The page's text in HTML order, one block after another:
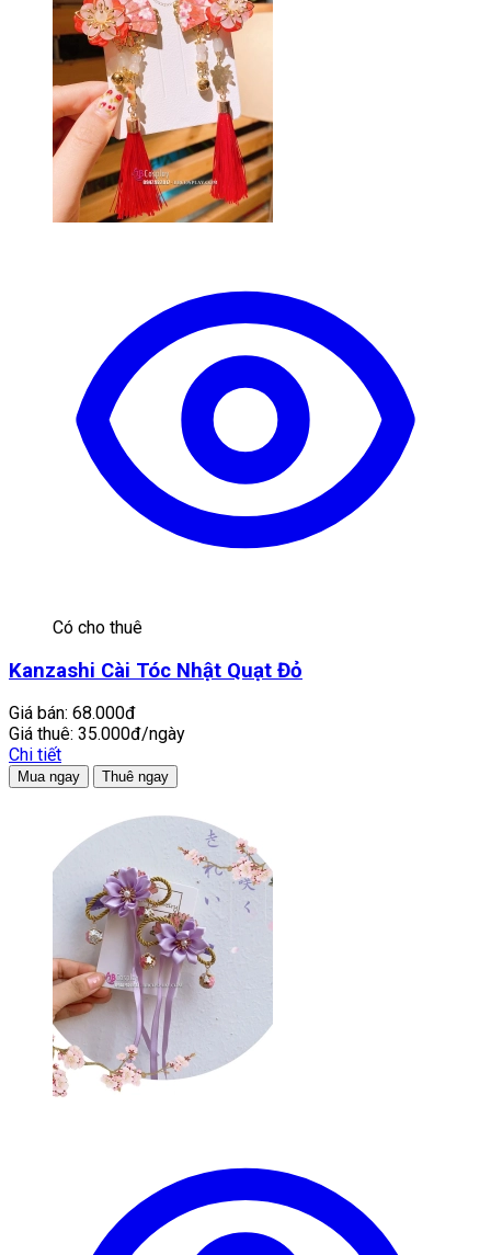
Có cho thuê
Kanzashi Cài Tóc Nhật Quạt Đỏ
Giá bán: 68.000đ
Giá thuê: 35.000đ/ngày
Chi tiết
Mua ngay Thuê ngay